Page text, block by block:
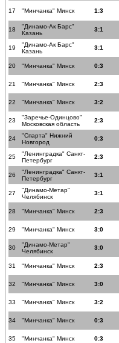
17 "Минчанка" Минск 1:3
18
"Динамо-Ак Барс"
Казань
3:1
19
"Динамо-Ак Барс"
Казань
3:1
20 "Минчанка" Минск 0:3
21 "Минчанка" Минск 2:3
22 "Минчанка" Минск 3:2
23
"Заречье-Одинцово"
Московская область
2:3
24
"Спарта" Нижний
Новгород
0:3
25
"Ленинградка" Санкт-
Петербург
2:3
26
"Ленинградка" Санкт-
Петербург
3:1
27
"Динамо-Метар"
Челябинск
3:1
28 "Минчанка" Минск 2:3
29 "Минчанка" Минск 3:0
30
"Динамо-Метар"
Челябинск
3:0
31 "Минчанка" Минск 2:3
32 "Минчанка" Минск 3:0
33 "Минчанка" Минск 3:2
34 "Минчанка" Минск 0:3
35 "Минчанка" Минск 0:3